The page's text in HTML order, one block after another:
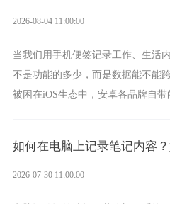
2026-08-04 11:00:00
当我们用手机便签记录工作、生活
不是功能的多少，而是数据能不能
被困在iOS生态中，安卓各品牌自带
如何在电脑上记录笔记内容
2026-07-30 11:00:00